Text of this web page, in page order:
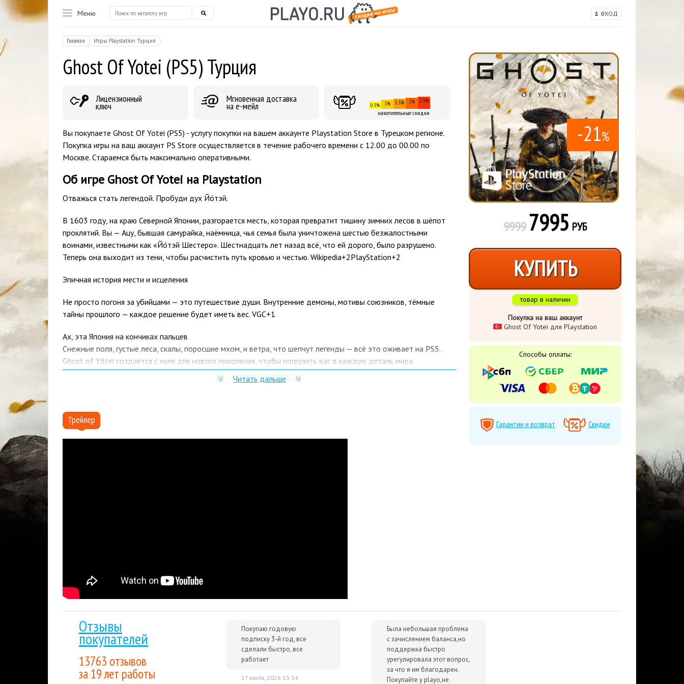
ВХОД
Меню
Главная Игры Playstation Турция
Ghost Of Yotei (PS5) Турция
Лицензионный
ключ
Мгновенная доставка
на е-мейл 0.5% 1% 1.5% 2% 2.5%
накопительные скидки
Вы покупаете Ghost Of Yotei (PS5) - услугу покупки на вашем аккаунте Playstation Store в Турецком регионе.
Покупка игры на ваш аккаунт PS Store осуществляется в течение рабочего времени с 12.00 до 00.00 по
Москве. Стараемся быть максимально оперативными.
Об игре Ghost Of Yotei на Playstation
Отважься стать легендой. Пробуди дух Йо́тэй.
В 1603 году, на краю Северной Японии, разгорается месть, которая превратит тишину зимних лесов в шёпот
проклятий. Вы — Ацу, бывшая самурайка, наёмница, чья семья была уничтожена шестью безжалостными
воинами, известными как «Йо́тэй Шестеро». Шестнадцать лет назад всё, что ей дорого, было разрушено.
Теперь она выходит из тени, чтобы расчистить путь кровью и честью. Wikipedia+2PlayStation+2
Эпичная история мести и исцеления
Не просто погоня за убийцами — это путешествие души. Внутренние демоны, мотивы союзников, тёмные
тайны прошлого — каждое решение будет иметь вес. VGC+1
Ах, эта Япония на кончиках пальцев
Снежные поля, густые леса, скалы, поросшие мхом, и ветра, что шепчут легенды — всё это оживает на PS5.
Ghost of Yōtei создаётся с нуля для нового поколения, чтобы погрузить вас в каждую деталь мира.
VGC+2PlayStation+2
более реалистичный Miike-режим или расслабляющий Watanabe-режим с лоу-фай мотивами. The Verge
Читать дальше
Трейлер
-21%
9999 7995 РУБ
КУПИТЬ
товар в наличии
Покупка на ваш аккаунт
Ghost Of Yotei для Playstation
Способы оплаты:
Гарантии и возврат Скидки
Отзывы
покупателей
13763 отзывов
за 19 лет работы
Покупаю годовую
подписку 3-й год, все
сделали быстро, все
работает
17 июля, 2026 13:34
Была небольшая проблема
с зачислением баланса,но
поддержка быстро
урегулировала этот вопрос,
за что я им благодарен.
Покупайте у playo,не